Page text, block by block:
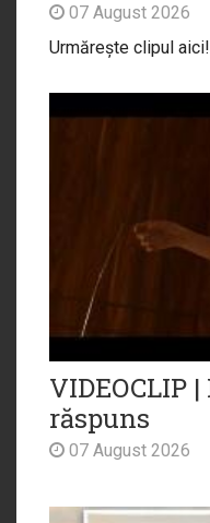
07 August 2026
Urmărește clipul aici!
VIDEOCLIP
răspuns
07 August 2026